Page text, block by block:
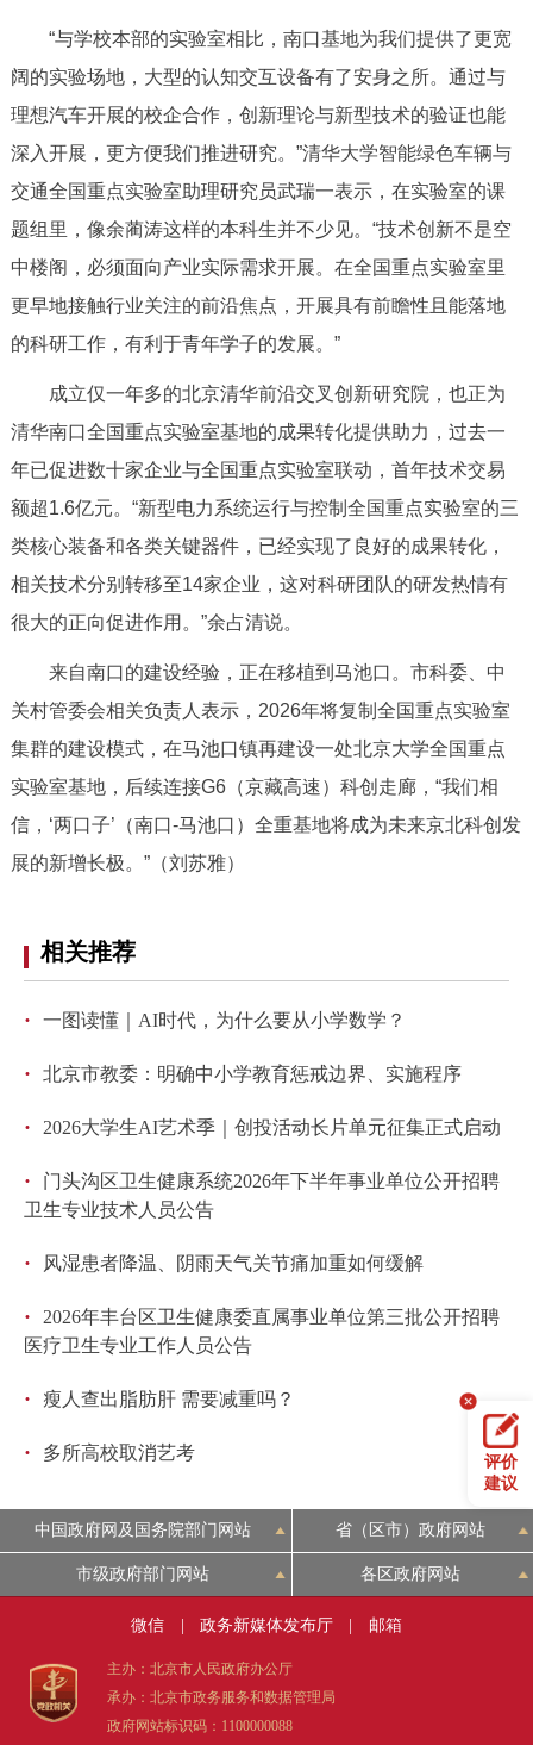
“与学校本部的实验室相比，南口基地为我们提供了更宽
阔的实验场地，大型的认知交互设备有了安身之所。通过与
理想汽车开展的校企合作，创新理论与新型技术的验证也能
深入开展，更方便我们推进研究。”清华大学智能绿色车辆与
交通全国重点实验室助理研究员武瑞一表示，在实验室的课
题组里，像余蔺涛这样的本科生并不少见。“技术创新不是空
中楼阁，必须面向产业实际需求开展。在全国重点实验室里
更早地接触行业关注的前沿焦点，开展具有前瞻性且能落地
的科研工作，有利于青年学子的发展。”
成立仅一年多的北京清华前沿交叉创新研究院，也正为
清华南口全国重点实验室基地的成果转化提供助力，过去一
年已促进数十家企业与全国重点实验室联动，首年技术交易
额超1.6亿元。“新型电力系统运行与控制全国重点实验室的三
类核心装备和各类关键器件，已经实现了良好的成果转化，
相关技术分别转移至14家企业，这对科研团队的研发热情有
很大的正向促进作用。”余占清说。
来自南口的建设经验，正在移植到马池口。市科委、中
关村管委会相关负责人表示，2026年将复制全国重点实验室
集群的建设模式，在马池口镇再建设一处北京大学全国重点
实验室基地，后续连接G6（京藏高速）科创走廊，“我们相
信，‘两口子’（南口-马池口）全重基地将成为未来京北科创发
展的新增长极。”（刘苏雅）
相关推荐
· 一图读懂｜AI时代，为什么要从小学数学？
· 北京市教委：明确中小学教育惩戒边界、实施程序
· 2026大学生AI艺术季｜创投活动长片单元征集正式启动
·
门头沟区卫生健康系统2026年下半年事业单位公开招聘
卫生专业技术人员公告
· 风湿患者降温、阴雨天气关节痛加重如何缓解
·
2026年丰台区卫生健康委直属事业单位第三批公开招聘
医疗卫生专业工作人员公告
· 瘦人查出脂肪肝 需要减重吗？
· 多所高校取消艺考
评价
建议
中国政府网及国务院部门网站 省（区市）政府网站
市级政府部门网站 各区政府网站
微信 政务新媒体发布厅 邮箱
主办：北京市人民政府办公厅
承办：北京市政务服务和数据管理局
政府网站标识码：1100000088